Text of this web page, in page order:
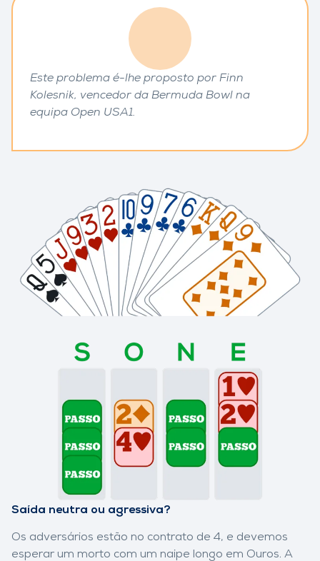
Este problema é-lhe proposto por Finn
Kolesnik, vencedor da Bermuda Bowl na
equipa Open USA1.
Saída neutra ou agressiva?
Os adversários estão no contrato de 4, e devemos
esperar um morto com um naipe longo em Ouros. A